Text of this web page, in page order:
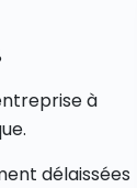
à
délaissées